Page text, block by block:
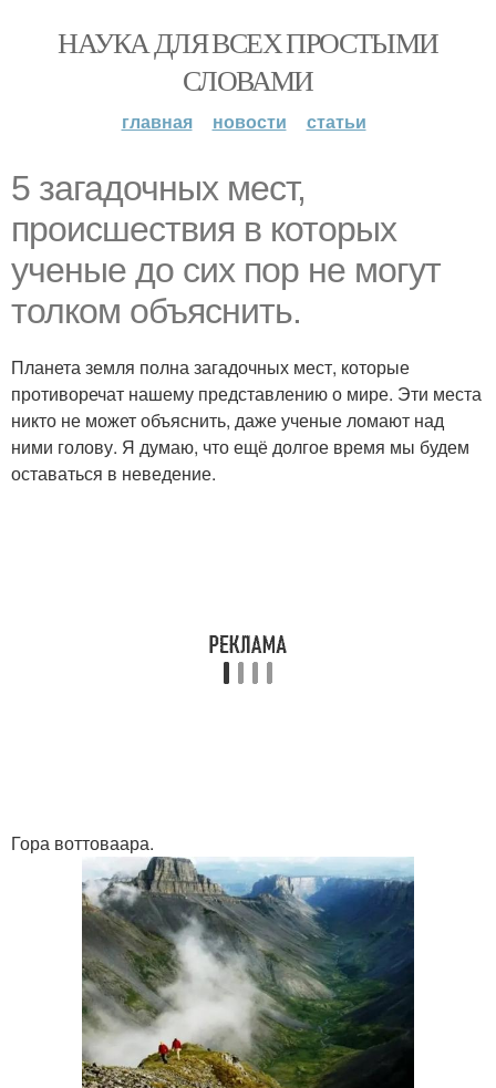
НАУКА ДЛЯ ВСЕХ ПРОСТЫМИ
СЛОВАМИ
главная новости статьи
5 загадочных мест,
происшествия в которых
ученые до сих пор не могут
толком объяснить.
Планета земля полна загадочных мест, которые
противоречат нашему представлению о мире. Эти места
никто не может объяснить, даже ученые ломают над
ними голову. Я думаю, что ещё долгое время мы будем
оставаться в неведение.
Гора воттоваара.